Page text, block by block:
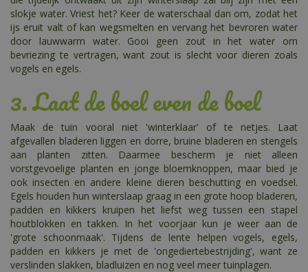
slokje water. Vriest het? Keer de waterschaal dan om, zodat het
ijs eruit valt of kan wegsmelten en vervang het bevroren water
door lauwwarm water. Gooi geen zout in het water om
bevriezing te vertragen, want zout is slecht voor dieren zoals
vogels en egels.
3. Laat de boel even de boel
Maak de tuin vooral niet 'winterklaar' of te netjes. Laat
afgevallen bladeren liggen en dorre, bruine bladeren en stengels
aan planten zitten. Daarmee bescherm je niet alleen
vorstgevoelige planten en jonge bloemknoppen, maar bied je
ook insecten en andere kleine dieren beschutting en voedsel.
Egels houden hun winterslaap graag in een grote hoop bladeren,
padden en kikkers kruipen het liefst weg tussen een stapel
houtblokken en takken. In het voorjaar kun je weer aan de
'grote schoonmaak'. Tijdens de lente helpen vogels, egels,
padden en kikkers je met de 'ongediertebestrijding', want ze
verslinden slakken, bladluizen en nog veel meer tuinplagen.